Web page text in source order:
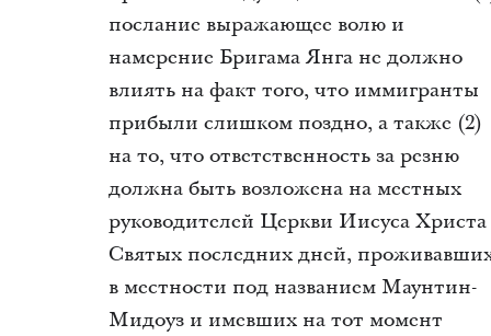
послание выражающее волю и
намерение Бригама Янга не должно
влиять на факт того, что иммигранты
прибыли слишком поздно, а также (2)
на то, что ответственность за резню
должна быть возложена на местных
руководителей Церкви Иисуса Христа
Святых последних дней,
в местности под названием Маунтин-
Мидоуз и имевших на тот момент